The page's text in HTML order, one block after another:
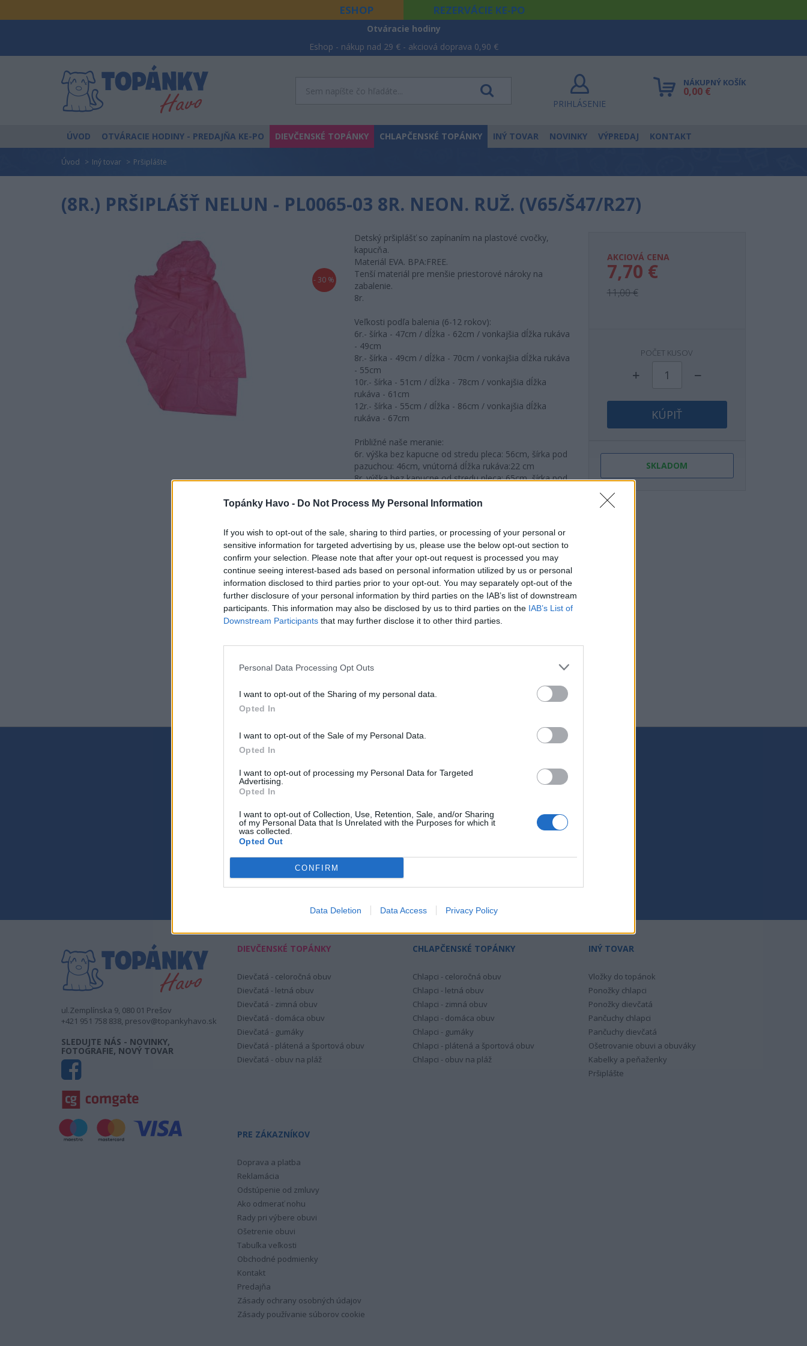
Topánky Havo - Do Not Process My Personal Information
If you wish to opt-out of the sale, sharing to third parties, or processing of your personal or
sensitive information for targeted advertising by us, please use the below opt-out section to
confirm your selection. Please note that after your opt-out request is processed you may
continue seeing interest-based ads based on personal information utilized by us or personal
information disclosed to third parties prior to your opt-out. You may separately opt-out of the
further disclosure of your personal information by third parties on the IAB’s list of downstream
participants. This information may also be disclosed by us to third parties on the IAB’s List of
Downstream Participants that may further disclose it to other third parties.
Personal Data Processing Opt Outs
I want to opt-out of the Sharing of my personal data.
Opted In
I want to opt-out of the Sale of my Personal Data.
Opted In
I want to opt-out of processing my Personal Data for Targeted
Advertising.
Opted In
I want to opt-out of Collection, Use, Retention, Sale, and/or Sharing
of my Personal Data that Is Unrelated with the Purposes for which it
was collected.
Opted Out
CONFIRM
Data Deletion Data Access Privacy Policy
ESHOP REZERVÁCIE KE-PO
Otváracie hodiny
Eshop - nákup nad 29 € - akciová doprava 0,90 €
PRIHLÁSENIE
NÁKUPNÝ KOŠÍK
0,00 €
ÚVOD OTVÁRACIE HODINY - PREDAJŇA KE-PO DIEVČENSKÉ TOPÁNKY CHLAPČENSKÉ TOPÁNKY INÝ TOVAR NOVINKY VÝPREDAJ KONTAKT
Úvod Iný tovar Pršiplášte
(8R.) PRŠIPLÁŠŤ NELUN - PL0065-03 8R. NEON. RUŽ. (V65/Š47/R27)
- 30 %
Detský pršiplášť so zapínaním na plastové cvočky,
kapucňa.
Materiál EVA. BPA:FREE.
Tenší materiál pre menšie priestorové nároky na
zabalenie.
8r.
Veľkosti podľa balenia (6-12 rokov):
6r.- šírka - 47cm / dĺžka - 62cm / vonkajšia dĺžka rukáva
- 49cm
8r.- šírka - 49cm / dĺžka - 70cm / vonkajšia dĺžka rukáva
- 55cm
10r.- šírka - 51cm / dĺžka - 78cm / vonkajšia dĺžka
rukáva - 61cm
12r.- šírka - 55cm / dĺžka - 86cm / vonkajšia dĺžka
rukáva - 67cm
Približné naše meranie:
6r. výška bez kapucne od stredu pleca: 56cm, šírka pod
pazuchou: 46cm, vnútorná dĺžka rukáva:22 cm
8r. výška bez kapucne od stredu pleca: 65cm, šírka pod
10r. výška bez kapucne od stredu pleca: 70cm, šírka
pod pazuchou: 53cm, vnútorná dĺžka rukáva:35 cm
Kód: 052_0094
TWEET SHARE GOOGLE+ PINTEREST
Poslať známemu
AKCIOVÁ CENA
7,70 €
11,00 €
POČET KUSOV
KÚPIŤ
SKLADOM
Získajte percentuálne zľavy na tovar, stačí sa zaregistrovať a odoberať novinky
Súhlasím so spracovaním poskytnutých osobných údajov.
ul.Zemplínska 9, 080 01 Prešov
+421 951 758 838, presov@topankyhavo.sk
SLEDUJTE NÁS - NOVINKY,
FOTOGRAFIE, NOVÝ TOVAR
DIEVČENSKÉ TOPÁNKY
Dievčatá - celoročná obuv
Dievčatá - letná obuv
Dievčatá - zimná obuv
Dievčatá - domáca obuv
Dievčatá - gumáky
Dievčatá - plátená a športová obuv
Dievčatá - obuv na pláž
CHLAPČENSKÉ TOPÁNKY
Chlapci - celoročná obuv
Chlapci - letná obuv
Chlapci - zimná obuv
Chlapci - domáca obuv
Chlapci - gumáky
Chlapci - plátená a športová obuv
Chlapci - obuv na pláž
INÝ TOVAR
Vložky do topánok
Ponožky chlapci
Ponožky dievčatá
Pančuchy chlapci
Pančuchy dievčatá
Ošetrovanie obuvi a obuváky
Kabelky a peňaženky
Pršiplášte
PRE ZÁKAZNÍKOV
Doprava a platba
Reklamácia
Odstúpenie od zmluvy
Ako odmerať nohu
Rady pri výbere obuvi
Ošetrenie obuvi
Tabuľka veľkosti
Obchodné podmienky
Kontakt
Predajňa
Zásady ochrany osobných údajov
Zásady používanie súborov cookie